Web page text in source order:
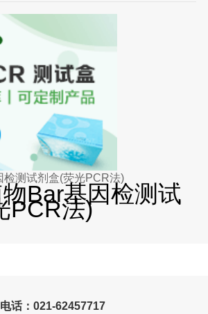
检测试剂盒(荧光PCR法)
Bar基因检测试
PCR法)
电话：021-62457717